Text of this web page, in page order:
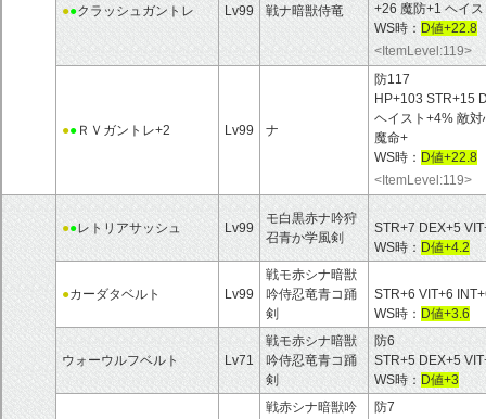
●●クラッシュガントレ Lv99 戦ナ暗獣侍竜
+26 魔防+1 ヘイ
WS時： D値+22.8
<ItemLevel:119>
●● ＲＶガントレ+2 Lv99 ナ
防117
HP+103 STR+15
ヘイスト+4% 敵
魔命+
WS時： D値+22.8
<ItemLevel:119>
●●レトリアサッシュ Lv99
モ白黒赤ナ吟狩
召青か学風剣
STR+7 DEX+5
WS時： D値+4.2
●カーダタベルト Lv99
戦モ赤シナ暗獣
吟侍忍竜青コ踊
剣
STR+6 VIT+6
WS時： D値+3.6
ウォーウルフベルト Lv71
戦モ赤シナ暗獣
吟侍忍竜青コ踊
剣
防6
STR+5 DEX+5
WS時： D値+3
戦赤シナ暗獣吟
防7